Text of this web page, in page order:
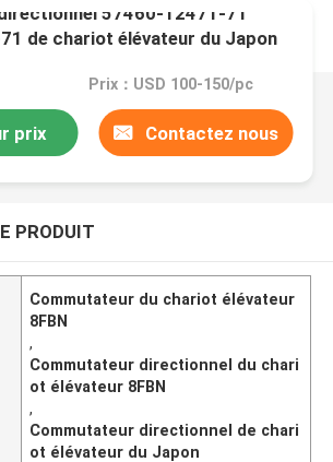
57460-12471-71
de chariot élévateur du Japon
Prix：USD 100-150/pc
prix Contactez nous
PRODUIT
Commutateur du chariot élévateur
8FBN
,
Commutateur directionnel du chari
ot élévateur 8FBN
,
Commutateur directionnel de chari
ot élévateur du Japon